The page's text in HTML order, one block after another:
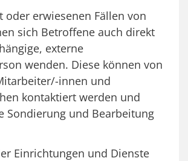
oder erwiesenen Fällen von
sich Betroffene auch direkt
externe
wenden. Diese können von
innen und
kontaktiert werden und
Sondierung und Bearbeitung
Einrichtungen und Dienste